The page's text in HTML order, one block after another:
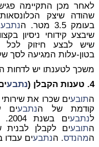
לאחר מכן התקיימה
שהודה שיצק
בעומק 3.5 מטר. ה
נתבע
שיבצע קידוחי ניסיון
שיש לבצע חיזוק לכל
בטון-עלות המגיעה לסך של 130,000 ₪
משכך לטענתו יש לדחות
4. טענות הקבלן (
נתבעים
התובעים שכרו את
קודמת של הנתבעים
לנתבע
התובעים לקבלן לבנית
המהנדס. הנתבעים עבדו